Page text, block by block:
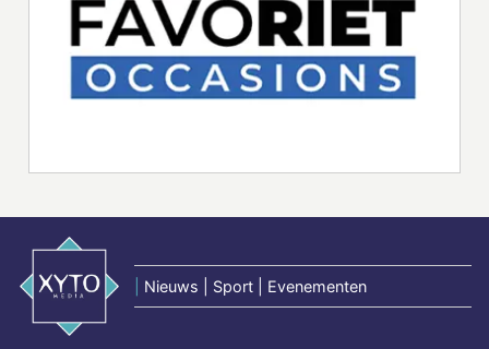
Nieuws | Sport | Evenementen